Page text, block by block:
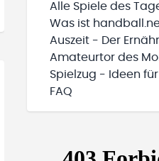
Alle Spiele des
Was ist
Auszeit - Der
Amateurtor des
Spielzug - Ideen
FAQ